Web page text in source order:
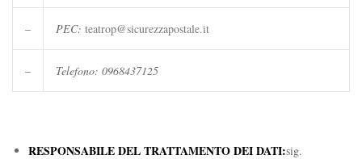
– PEC: teatrop@sicurezzapostale.it
– Telefono: 0968437125
RESPONSABILE DEL TRATTAMENTO DEI DATI:sig.